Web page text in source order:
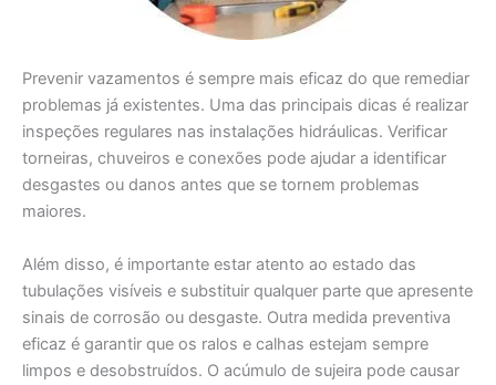
Prevenir vazamentos é sempre mais eficaz do que remediar
problemas já existentes. Uma das principais dicas é realizar
inspeções regulares nas instalações hidráulicas. Verificar
torneiras, chuveiros e conexões pode ajudar a identificar
desgastes ou danos antes que se tornem problemas
maiores.
Além disso, é importante estar atento ao estado das
tubulações visíveis e substituir qualquer parte que apresente
sinais de corrosão ou desgaste. Outra medida preventiva
eficaz é garantir que os ralos e calhas estejam sempre
limpos e desobstruídos. O acúmulo de sujeira pode causar